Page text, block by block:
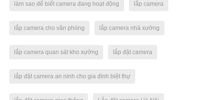
làm sao để biết camera đang hoạt động lắp camera
lắp camera cho văn phòng lắp camera nhà xưởng
lắp camera quan sát kho xưởng lắp đặt camera
lắp đặt camera an ninh cho gia đình biệt thự